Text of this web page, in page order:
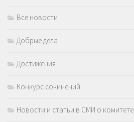
Все новости
Добрые дела
Достижения
Конкурс сочинений
Новости и статьи в СМИ о комитете